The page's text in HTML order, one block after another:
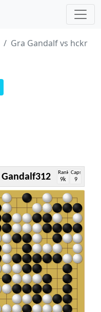
Gra Gandalf vs hckr
Gandalf312 Rank
9k
Caps
9